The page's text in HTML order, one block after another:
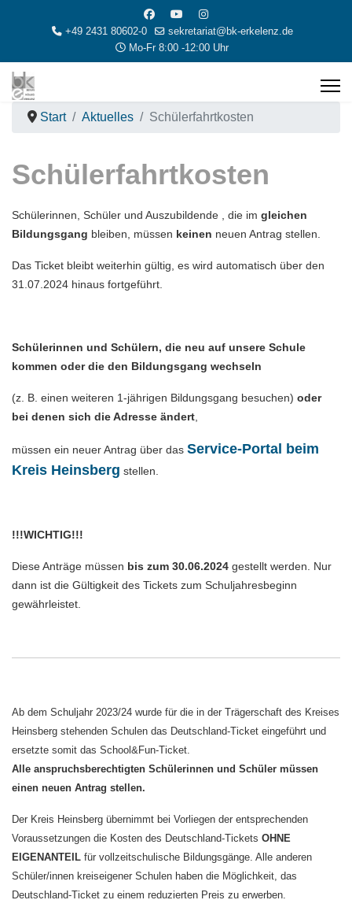
+49 2431 80602-0
sekretariat@bk-erkelenz.de
Mo-Fr 8:00 -12:00 Uhr
Start Aktuelles Schülerfahrtkosten
Schülerfahrtkosten
Schülerinnen, Schüler und Auszubildende , die im gleichen
Bildungsgang bleiben, müssen keinen neuen Antrag stellen.
Das Ticket bleibt weiterhin gültig, es wird automatisch über den
31.07.2024 hinaus fortgeführt.
Schülerinnen und Schülern, die neu auf unsere Schule
kommen oder die den Bildungsgang wechseln
(z. B. einen weiteren 1-jährigen Bildungsgang besuchen) oder
bei denen sich die Adresse ändert
müssen ein neuer Antrag über das Service-Portal beim
Kreis Heinsberg stellen.
!!!WICHTIG!!!
Diese Anträge müssen bis zum 30.06.2024 gestellt werden. Nur
dann ist die Gültigkeit des Tickets zum Schuljahresbeginn
gewährleistet.
Ab dem Schuljahr 2023/24 wurde für die in der Trägerschaft des Kreises
Heinsberg stehenden Schulen das Deutschland-Ticket eingeführt und
ersetzte somit das School&Fun-Ticket.
Alle anspruchsberechtigten Schülerinnen und Schüler müssen
einen neuen Antrag stellen.
Der Kreis Heinsberg übernimmt bei Vorliegen der entsprechenden
Voraussetzungen die Kosten des Deutschland-Tickets OHNE
EIGENANTEIL für vollzeitschulische Bildungsgänge. Alle anderen
Schüler/innen kreiseigener Schulen haben die Möglichkeit, das
Deutschland-Ticket zu einem reduzierten Preis zu erwerben.